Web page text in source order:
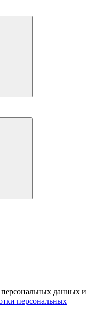
данных и
персональных